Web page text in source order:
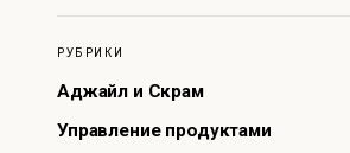
РУБРИКИ
Аджайл и Скрам
Управление продуктами